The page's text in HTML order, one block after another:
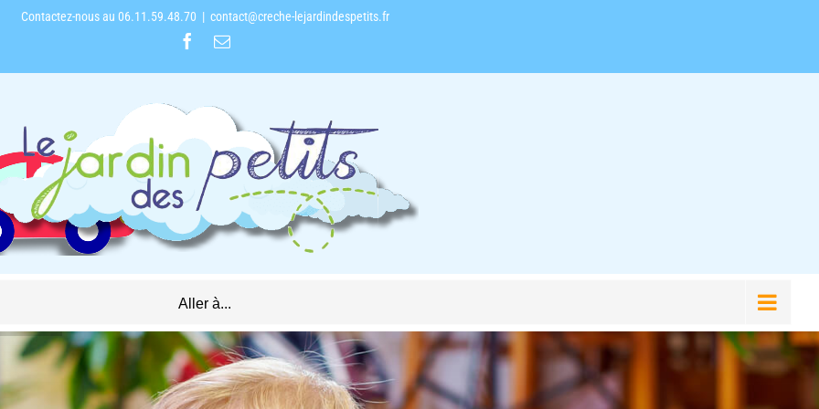
Contactez-nous au 06.11.59.48.70 | contact@creche-lejardindespetits.fr
Facebook
Email
Aller à...